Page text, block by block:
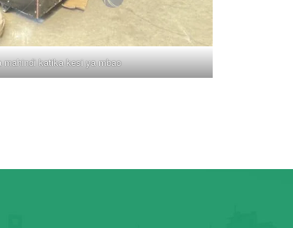
katika kesi ya mbao